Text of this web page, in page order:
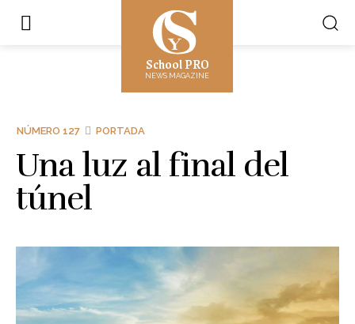
School PRO
NEWS MAGAZINE
NÚMERO 127 PORTADA
Una luz al final del
túnel